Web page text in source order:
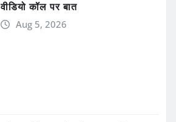
वीडियो कॉल पर बात
Aug 5, 2026